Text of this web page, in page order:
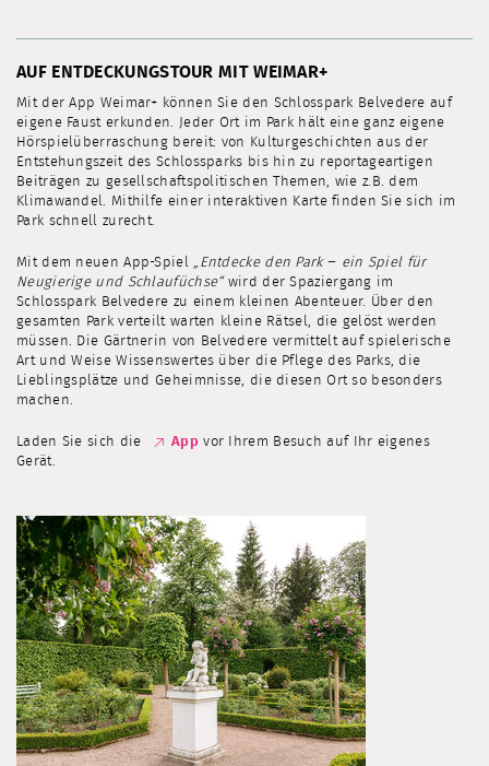
AUF ENTDECKUNGSTOUR MIT WEIMAR+
Mit der App Weimar+ können Sie den Schlosspark Belvedere auf
eigene Faust erkunden. Jeder Ort im Park hält eine ganz eigene
Hörspielüberraschung bereit: von Kulturgeschichten aus der
Entstehungszeit des Schlossparks bis hin zu reportageartigen
Beiträgen zu gesellschaftspolitischen Themen, wie z.B. dem
Klimawandel. Mithilfe einer interaktiven Karte finden Sie sich im
Park schnell zurecht.
Mit dem neuen App-Spiel „Entdecke den Park − ein Spiel für
Neugierige und Schlaufüchse“wird der Spaziergang im
Schlosspark Belvedere zu einem kleinen Abenteuer. Über den
gesamten Park verteilt warten kleine Rätsel, die gelöst werden
müssen. Die Gärtnerin von Belvedere vermittelt auf spielerische
Art und Weise Wissenswertes über die Pflege des Parks, die
Lieblingsplätze und Geheimnisse, die diesen Ort so besonders
machen.
Laden Sie sich die Appvor Ihrem Besuch auf Ihr eigenes
Gerät.